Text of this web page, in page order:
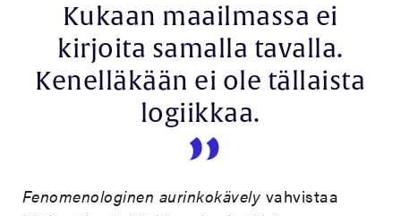
Kukaan maailmassa ei
kirjoita samalla tavalla.
Kenelläkään ei ole tällaista
logiikkaa.
Fenomenologinen aurinkokävely vahvistaa